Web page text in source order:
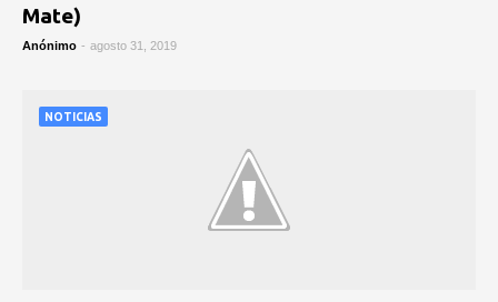
Mate)
Anónimo - agosto 31, 2019
NOTICIAS